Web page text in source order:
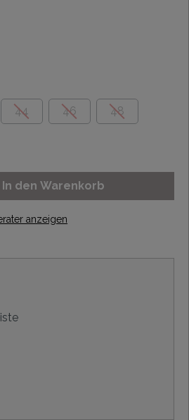
44 46 48
In den Warenkorb
anzeigen